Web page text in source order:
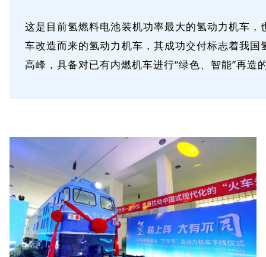
这是目前氢燃料电池装机功率最大的氢动力机车，
车改造而来的氢动力机车，其成功交付标志着我国
高峰，具备对已有内燃机车进行“绿色、智能”再造